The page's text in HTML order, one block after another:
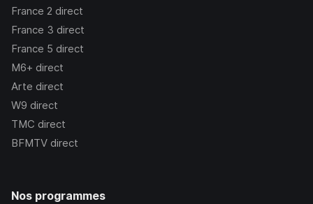
France 2 direct
France 3 direct
France 5 direct
M6+ direct
Arte direct
W9 direct
TMC direct
BFMTV direct
Nos programmes